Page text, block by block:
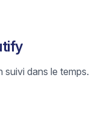
suivi dans le temps.